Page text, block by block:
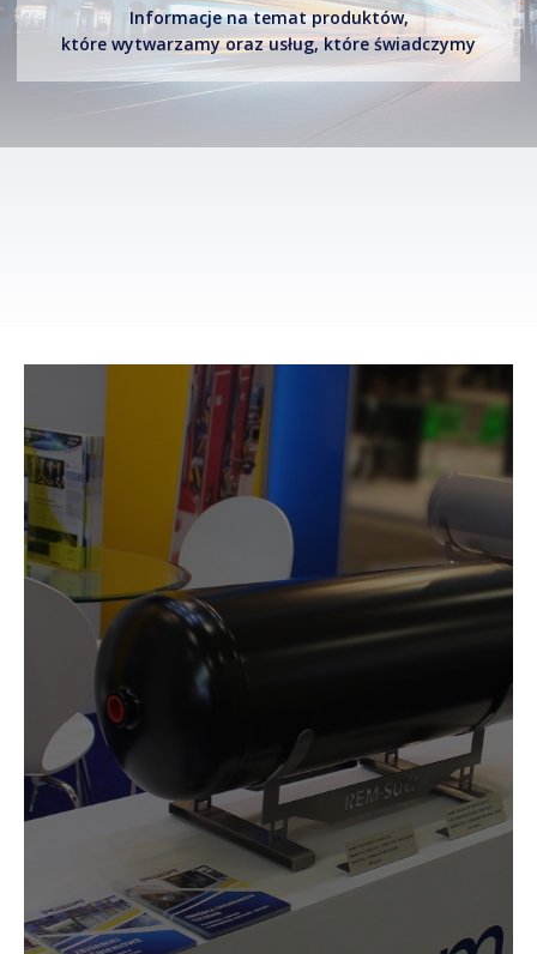
Informacje na temat produktów,
które wytwarzamy oraz usług, które świadczymy